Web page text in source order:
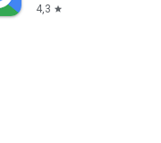
4,3 star